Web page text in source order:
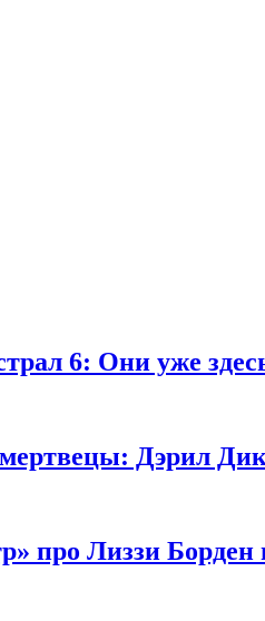
6: Они уже
Дэрил
про Лиззи